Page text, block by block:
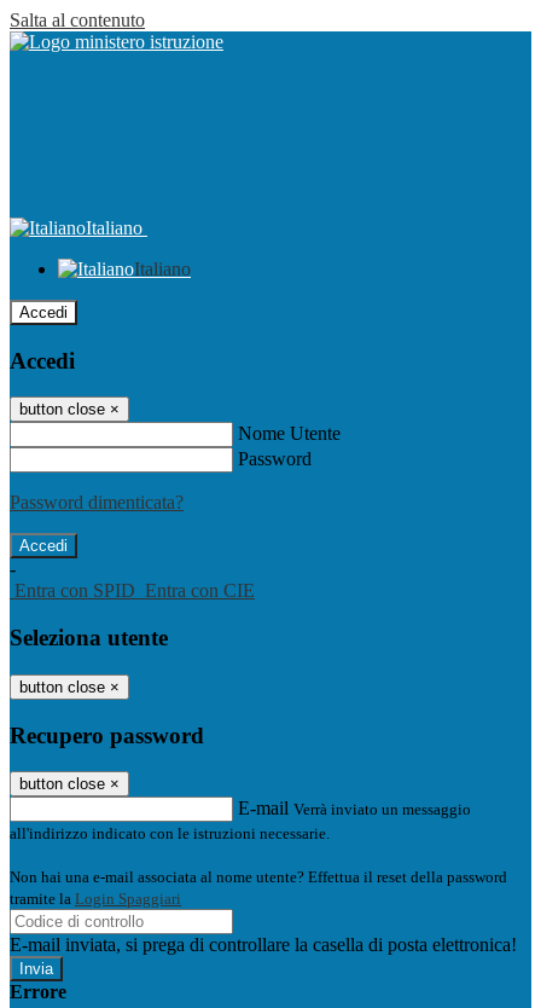
Salta al contenuto
Italiano
Italiano
Accedi
Accedi
button close ×
Nome Utente
Password
Password dimenticata?
-
Entra con SPID Entra con CIE
Seleziona utente
button close ×
Recupero password
button close ×
E-mail Verrà inviato un messaggio
all'indirizzo indicato con le istruzioni necessarie.
Non hai una e-mail associata al nome utente? Effettua il reset della password
tramite la Login Spaggiari
E-mail inviata, si prega di controllare la casella di posta elettronica!
Errore